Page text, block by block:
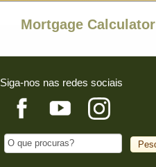
Mortgage Calculator
Siga-nos nas redes sociais